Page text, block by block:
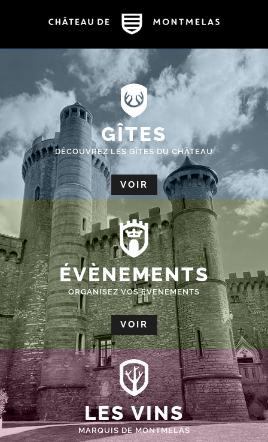
GÎTES
DÉCOUVREZ LES GÎTES DU CHÂTEAU
VOIR
ÉVÈNEMENTS
ORGANISEZ VOS EVENEMENTS
VOIR
LES VINS
MARQUIS DE MONTMELAS